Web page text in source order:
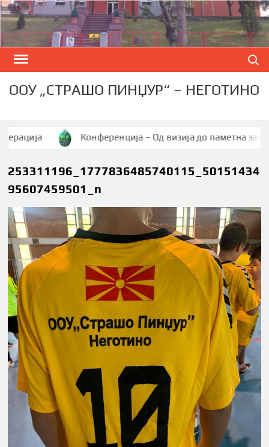
Skip
to
content
ООУ „СТРАШО ПИНЏУР“ – НЕГОТИНО
Конференција – Од визија до паметна заедница
253311196_1777836485740115_50151434
95607459501_n